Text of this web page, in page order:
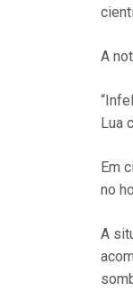
A
Lua
Em
no
A